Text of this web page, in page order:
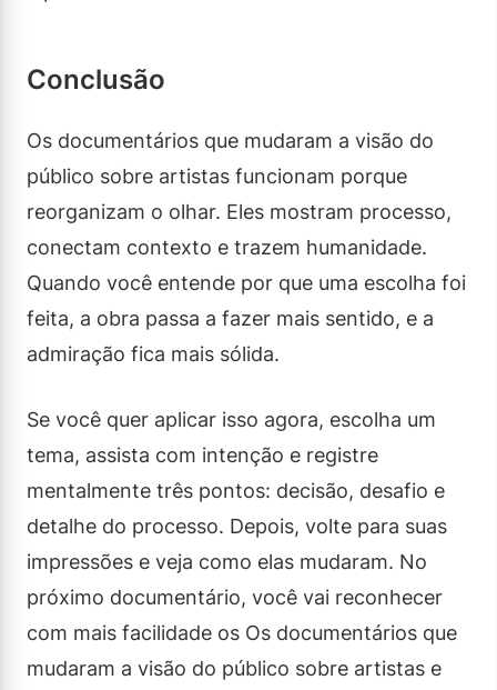
Conclusão
Os documentários que mudaram a visão do
público sobre artistas funcionam porque
reorganizam o olhar. Eles mostram processo,
conectam contexto e trazem humanidade.
Quando você entende por que uma escolha foi
feita, a obra passa a fazer mais sentido, e a
admiração fica mais sólida.
Se você quer aplicar isso agora, escolha um
tema, assista com intenção e registre
mentalmente três pontos: decisão, desafio e
detalhe do processo. Depois, volte para suas
impressões e veja como elas mudaram. No
próximo documentário, você vai reconhecer
com mais facilidade os Os documentários que
mudaram a visão do público sobre artistas e